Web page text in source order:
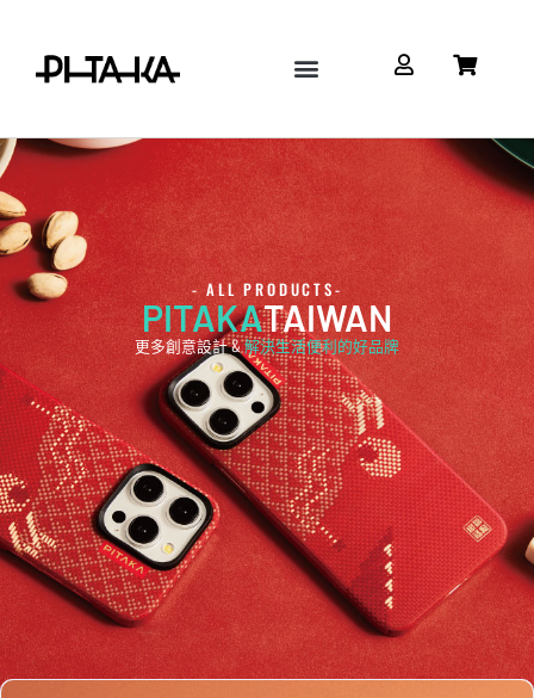
- ALL PRODUCTS-
PITAKATAIWAN
更多創意設計 &解決生活便利的好品牌